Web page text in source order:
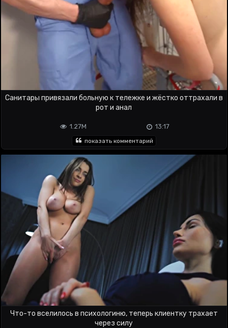
Санитары привязали больную к тележке и жёстко оттрахали в
рот и анал
13:17
1.27M
показать комментарий
Что-то вселилось в психологиню, теперь клиентку трахает
через силу